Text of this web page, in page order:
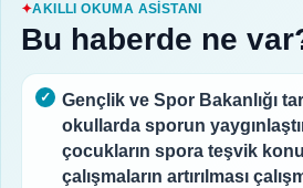
AKILLI OKUMA ASISTANI
Bu haberde ne
Gençlik ve Spor Bakanlığı
okullarda sporun
çocukların spora teşvik
çalışmaların artırılması